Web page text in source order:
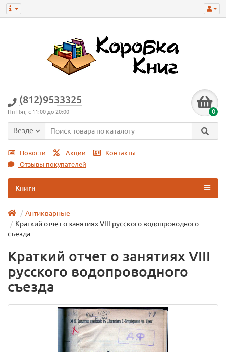
(812)9533325
Пн-Пят, с 11:00 до 20:00 0
Везде
Новости Акции
Контакты
Отзывы покупателей
Книги
Антикварные
Краткий отчет о занятиях VIII русского водопроводного
съезда
Краткий отчет о занятиях VIII
русского водопроводного
съезда